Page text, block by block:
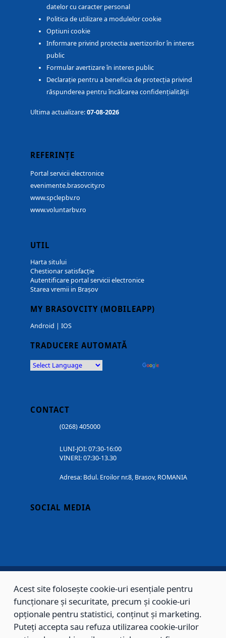
datelor cu caracter personal
Politica de utilizare a modulelor cookie
Optiuni cookie
Informare privind protectia avertizorilor în interes
public
Formular avertizare în interes public
Declarație pentru a beneficia de protecția privind
răspunderea pentru încălcarea confidențialității
Ultima actualizare:07-08-2026
REFERINȚE
Portal servicii electronice
evenimente.brasovcity.ro
www.spclepbv.ro
www.voluntarbv.ro
UTIL
Harta sitului
Chestionar satisfacție
Autentificare portal servicii electronice
Starea vremii in Brașov
MY BRASOVCITY (MOBILEAPP)
Android | IOS
TRADUCERE AUTOMATĂ
CONTACT
(0268) 405000
LUNI-JOI: 07:30-16:00
VINERI: 07:30-13.30
Adresa: Bdul. Eroilor nr.8, Brasov, ROMANIA
SOCIAL MEDIA
Copyright © 2002 - 2026 - PRIMĂRIA MUNICIPIULUI BRAȘOV, toate drepturile
rezervate.
Sitemap Contact
Acest site folosește cookie-uri esențiale pentru
funcționare și securitate, precum și cookie-uri
opționale pentru statistici, conținut și marketing.
Puteți accepta sau refuza utilizarea cookie-urilor